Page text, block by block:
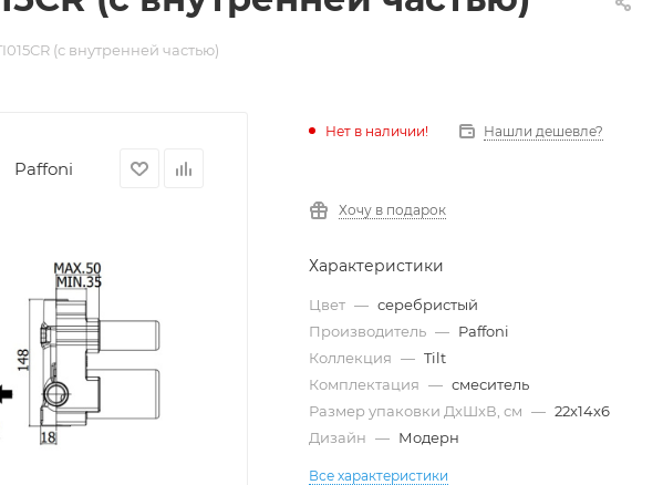
(с внутренней частью)
Paffoni
Нет в наличии! Нашли дешевле?
Хочу в подарок
Характеристики
Цвет — серебристый
Производитель — Paffoni
Коллекция — Tilt
Комплектация — смеситель
Размер упаковки ДxШxВ, см — 22x14x6
Дизайн — Модерн
Все характеристики